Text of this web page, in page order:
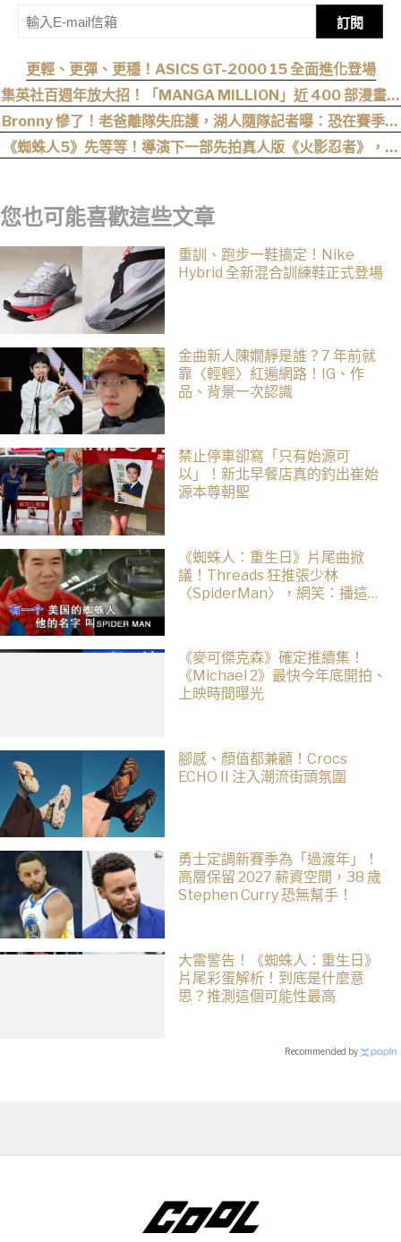
訂閱
更輕、更彈、更穩！ASICS GT-2000 15 全面進化登場
集英社百週年放大招！「MANGA MILLION」近 400 部漫畫免
費看，《航海王》、《火影忍者》支援逾百種語言
Bronny 慘了！老爸離隊失庇護，湖人隨隊記者曝：恐在賽季開
打前遭裁掉！
《蜘蛛人5》先等等！導演下一部先拍真人版《火影忍者》，電
您也可能喜歡這些文章
重訓、跑步一鞋搞定！Nike
Hybrid 全新混合訓練鞋正式登場
金曲新人陳嫺靜是誰？7 年前就
靠〈輕輕〉紅遍網路！IG、作
品、背景一次認識
禁止停車卻寫「只有始源可
以」！新北早餐店真的釣出崔始
源本尊朝聖
《蜘蛛人：重生日》片尾曲掀
議！Threads 狂推張少林
〈SpiderMan〉，網笑：播這個
《麥可傑克森》確定推續集！
《Michael 2》最快今年底開拍、
上映時間曝光
腳感、顏值都兼顧！Crocs
ECHO II 注入潮流街頭氛圍
勇士定調新賽季為「過渡年」！
高層保留 2027 薪資空間，38 歲
Stephen Curry 恐無幫手！
大雷警告！《蜘蛛人：重生日》
片尾彩蛋解析！到底是什麼意
思？推測這個可能性最高
Recommended by